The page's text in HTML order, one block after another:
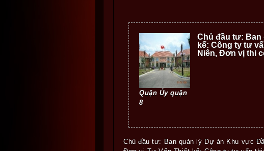
Quận Ủy quận
8
Chủ đầu tư:
kế: Công ty tư
Niên, Đơn vị thi
Chủ đầu tư: Ban quản lý Dự án Khu vực